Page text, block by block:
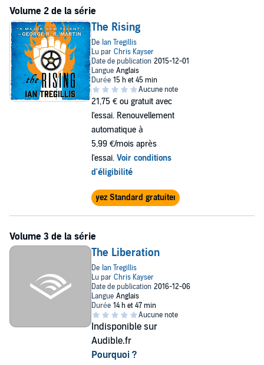
The Rising
21,75 € ou gratuit avec
l'essai. Renouvellement
automatique à
5,99 €/mois après
l'essai. Voir conditions
d'éligibilité
Essayez Standard gratuitement
The Liberation
Indisponible sur
Audible.fr
Pourquoi ?